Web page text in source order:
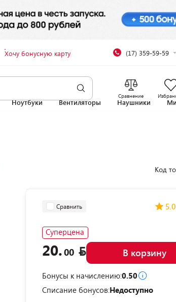
Хочу бонусную карту (17) 359-59-59
Сравнение
Ноутбуки Вентиляторы Наушники
Код
Сравнить 5.0
Суперцена
20.00 В корзину
Бонусы к начислению:0.50
Списание бонусов:Недоступно